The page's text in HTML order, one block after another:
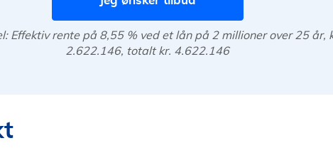
Effektiv rente på 8,55 % ved et lån på 2 millioner over 25 år,
2.622.146, totalt kr. 4.622.146